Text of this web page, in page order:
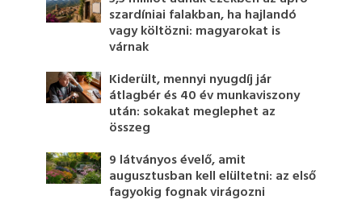
szardíniai falakban, ha hajlandó
vagy költözni: magyarokat is
várnak
Kiderült, mennyi nyugdíj jár
átlagbér és 40 év munkaviszony
után: sokakat meglephet az
összeg
9 látványos évelő, amit
augusztusban kell elültetni: az első
fagyokig fognak virágozni